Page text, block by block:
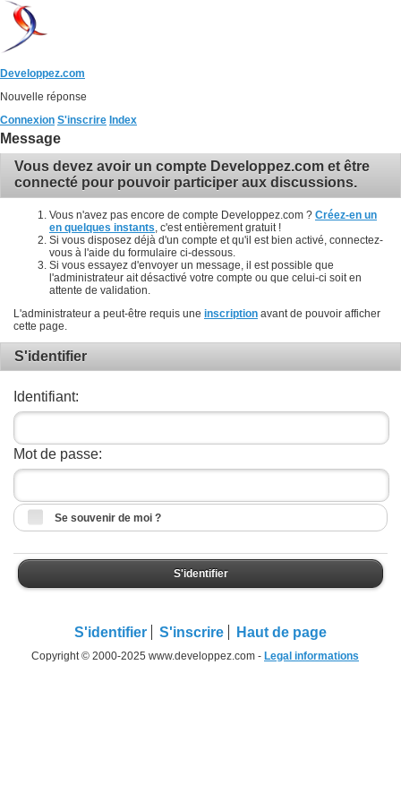
Developpez.com
Nouvelle réponse
Connexion S'inscrire Index
Message
Vous devez avoir un compte Developpez.com et être
connecté pour pouvoir participer aux discussions.
Vous n'avez pas encore de compte Developpez.com ? Créez-en un
en quelques instants , c'est entièrement gratuit !
Si vous disposez déjà d'un compte et qu'il est bien activé, connectez-
vous à l'aide du formulaire ci-dessous.
Si vous essayez d'envoyer un message, il est possible que
l'administrateur ait désactivé votre compte ou que celui-ci soit en
attente de validation.
L'administrateur a peut-être requis une inscription avant de pouvoir afficher
cette page.
S'identifier
Identifiant:
Mot de passe:
Se souvenir de moi ?
S'identifier
S'identifier S'inscrire Haut de page
Copyright © 2000-2025 www.developpez.com - Legal informations